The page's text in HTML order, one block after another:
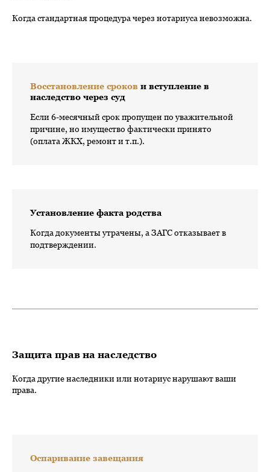
Когда стандартная процедура через нотариуса невозможна.
Восстановление сроков и вступление в
наследство через суд
Если 6-месячный срок пропущен по уважительной
причине, но имущество фактически принято
(оплата ЖКХ, ремонт и т.п.).
Установление факта родства
Когда документы утрачены, а ЗАГС отказывает в
подтверждении.
Защита прав на наследство
Когда другие наследники или нотариус нарушают ваши
права.
Оспаривание завещания